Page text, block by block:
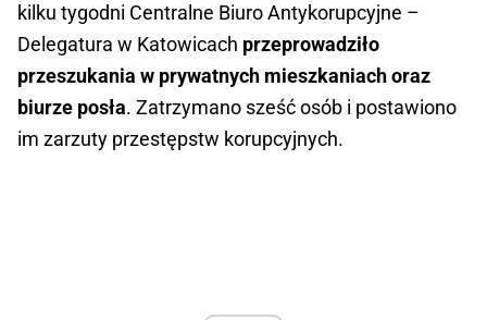
kilku tygodni Centralne Biuro Antykorupcyjne –
Delegatura w Katowicach przeprowadziło
przeszukania w prywatnych mieszkaniach oraz
biurze posła. Zatrzymano sześć osób i postawiono
im zarzuty przestępstw korupcyjnych.